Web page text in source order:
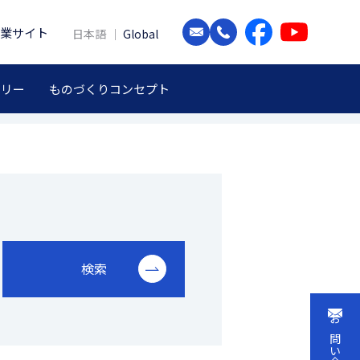
ー ものづくりコンセプト
サイト 日本語 Global
検索